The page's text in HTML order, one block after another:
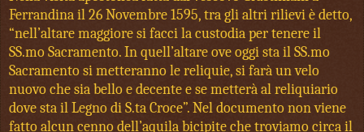
Ferrandina il 26 Novembre 1595, tra gli altri rilievi è detto,
“nell’altare maggiore si facci la custodia per tenere il
SS.mo Sacramento. In quell’altare ove oggi sta il SS.mo
Sacramento si metteranno le reliquie, si farà un velo
nuovo che sia bello e decente e se metterà al reliquiario
dove sta il Legno di S.ta Croce”. Nel documento non viene
fatto alcun cenno dell’aquila bicipite che troviamo circa il